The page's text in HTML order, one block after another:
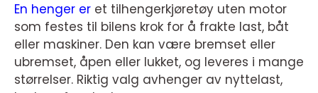
En henger er et tilhengerkjøretøy uten motor
som festes til bilens krok for å frakte last, båt
eller maskiner. Den kan være bremset eller
ubremset, åpen eller lukket, og leveres i mange
størrelser. Riktig valg avhenger av nyttelast,